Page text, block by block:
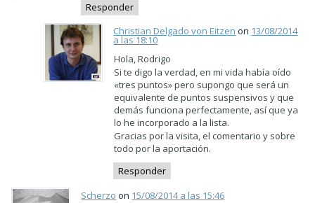
Responder
Christian Delgado von Eitzen on 13/08/2014
a las 18:10
Hola, Rodrigo
Si te digo la verdad, en mi vida había oído
«tres puntos» pero supongo que será un
equivalente de puntos suspensivos y que
demás funciona perfectamente, así que ya
lo he incorporado a la lista.
Gracias por la visita, el comentario y sobre
todo por la aportación.
Responder
Scherzo on 15/08/2014 a las 15:46